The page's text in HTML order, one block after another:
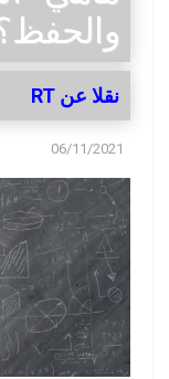
نقلا عن RT
06/11/2021